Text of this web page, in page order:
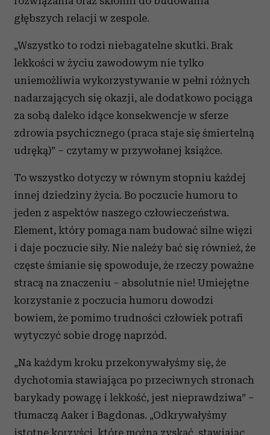
głębszych relacji w zespole.
„Wszystko to rodzi niebagatelne skutki. Brak
lekkości w życiu zawodowym nie tylko
uniemożliwia wykorzystywanie w pełni różnych
nadarzających się okazji, ale dodatkowo pociąga
za sobą daleko idące konsekwencje w sferze
zdrowia psychicznego (praca staje się śmiertelną
udręką)” – czytamy w przywołanej książce.
To wszystko dotyczy w równym stopniu każdej
innej dziedziny życia. Bo poczucie humoru to
jeden z aspektów naszego człowieczeństwa.
Element, który pomaga nam budować silne więzi
i daje poczucie siły. Nie należy bać się również, że
częste śmianie się spowoduje, że rzeczy poważne
stracą na znaczeniu – absolutnie nie! Umiejętne
korzystanie z poczucia humoru dowodzi
bowiem, że pomimo trudności człowiek potrafi
wytyczyć sobie drogę naprzód.
„Na każdym kroku przekonywałyśmy się, że
dychotomia stawiająca po przeciwnych stronach
barykady powagę i lekkość, jest nieprawdziwa” –
tłumaczą Aaker i Bagdonas. „Odkrywałyśmy
istotne korzyści, które można zyskać, stawiając